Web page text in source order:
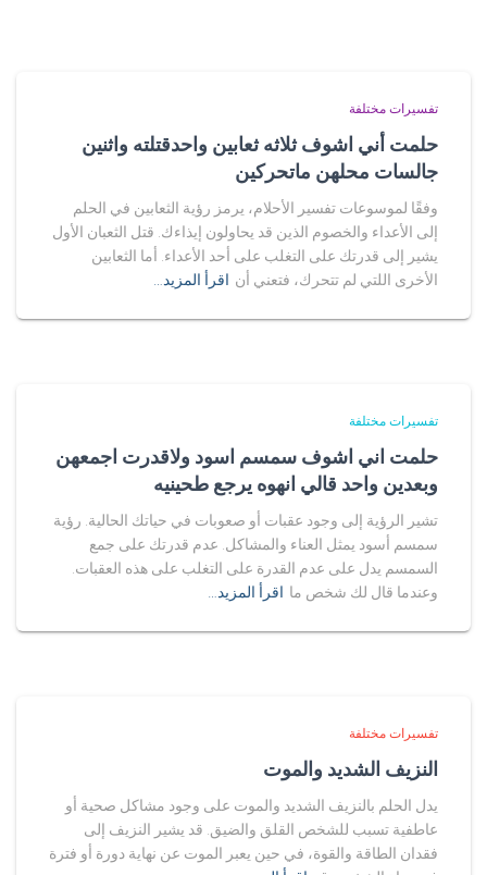
تفسيرات مختلفة
حلمت أني اشوف ثلاثه ثعابين واحدقتلته واثنين
جالسات محلهن ماتحركين
وفقًا لموسوعات تفسير الأحلام، يرمز رؤية الثعابين في الحلم
إلى الأعداء والخصوم الذين قد يحاولون إيذاءك. قتل الثعبان الأول
يشير إلى قدرتك على التغلب على أحد الأعداء. أما الثعابين
الأخرى اللتي لم تتحرك، فتعني أن اقرأ المزيد…
تفسيرات مختلفة
حلمت اني اشوف سمسم اسود ولاقدرت اجمعهن
وبعدين واحد قالي انهوه يرجع طحينيه
تشير الرؤية إلى وجود عقبات أو صعوبات في حياتك الحالية. رؤية
سمسم أسود يمثل العناء والمشاكل. عدم قدرتك على جمع
السمسم يدل على عدم القدرة على التغلب على هذه العقبات.
وعندما قال لك شخص ما اقرأ المزيد…
تفسيرات مختلفة
النزيف الشديد والموت
يدل الحلم بالنزيف الشديد والموت على وجود مشاكل صحية أو
عاطفية تسبب للشخص القلق والضيق. قد يشير النزيف إلى
فقدان الطاقة والقوة، في حين يعبر الموت عن نهاية دورة أو فترة